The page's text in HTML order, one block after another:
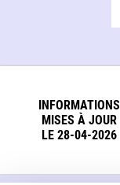
INFORMATIONS
MISES À JOUR
LE 28-04-2026